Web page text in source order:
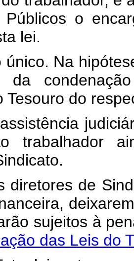
Públicos o
lei.
único. Na
da
Tesouro do
trabalhador
diretores de
sujeitos à
das Leis do